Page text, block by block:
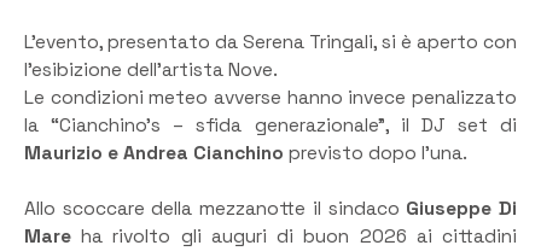
L’evento, presentato da Serena Tringali, si è aperto con
l’esibizione dell’artista Nove.
Le condizioni meteo avverse hanno invece penalizzato
la “Cianchino’s – sfida generazionale”, il DJ set di
Maurizio e Andrea Cianchino previsto dopo l’una.
Allo scoccare della mezzanotte il sindaco Giuseppe Di
Mare ha rivolto gli auguri di buon 2026 ai cittadini